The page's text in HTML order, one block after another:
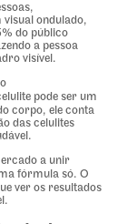
ondulado,
do público
a pessoa
visível.
pode ser um
corpo, ele conta
das celulites
a unir
fórmula só. O
ver os resultados